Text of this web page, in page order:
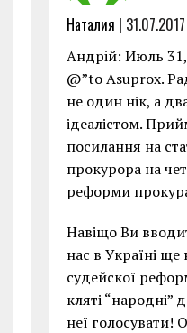
Наталия |
Андрiй: Июль 31,
@”to Asuprox.
не один нік, а
ідеалістом.
посилання на
прокурора на
реформи
Навіщо Ви
нас в Україні ще
судейскої
кляті “народні”
неї голосувати!